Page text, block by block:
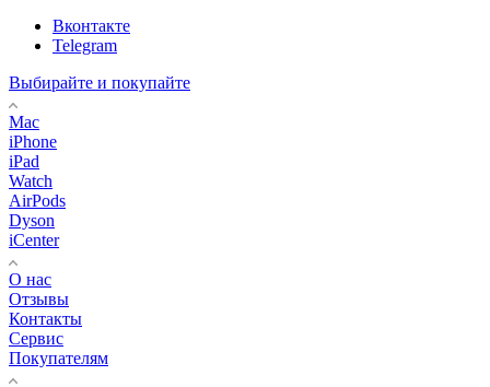
Вконтакте
Telegram
Выбирайте и покупайте
Mac
iPhone
iPad
Watch
AirPods
Dyson
iCenter
О нас
Отзывы
Контакты
Сервис
Покупателям